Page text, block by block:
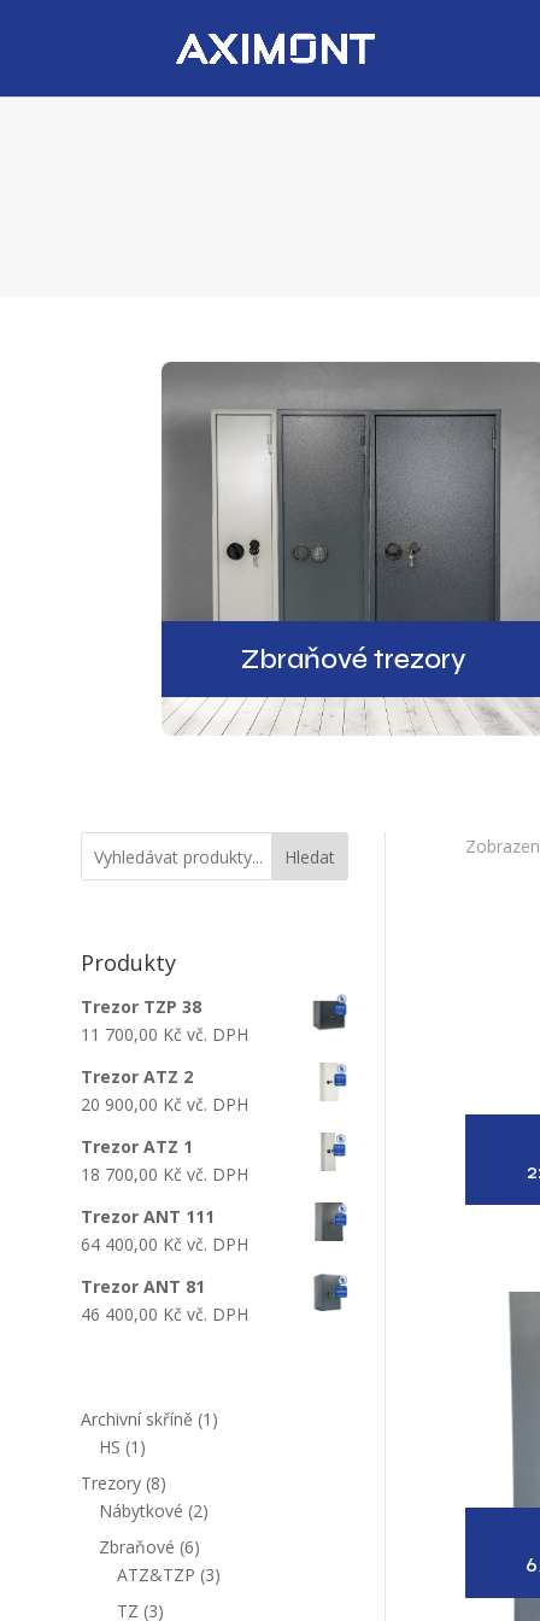
Zbraňové trezory
Hledat
Produkty
Trezor TZP 38
11 700,00 Kč vč. DPH
Trezor ATZ 2
20 900,00 Kč vč. DPH
Trezor ATZ 1
18 700,00 Kč vč. DPH
Trezor ANT 111
64 400,00 Kč vč. DPH
Trezor ANT 81
46 400,00 Kč vč. DPH
Archivní skříně 1 1
HS 1 1
produkt
Trezory 88
produktů
Nábytkové 22
Zbraňové 66
produktů
ATZ&TZP 33
TZ 33